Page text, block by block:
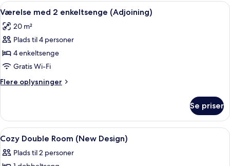
Indlæs
alle
billeder
af
Værelse
med
2
enkeltsenge
Et hotelværelse med to senge, et
7
Værelse med 2 enkeltsenge (Adjoining)
20 m²
Plads til 4 personer
4 enkeltsenge
Gratis Wi-Fi
Flere oplysninger
Flere
med
enkeltsenge
(Adjoining)
Se priser
Indlæs
alle
billeder
Skrivebord, mørklægningsgardiner,
11
Cozy Double Room (New Design)
Plads til 2 personer